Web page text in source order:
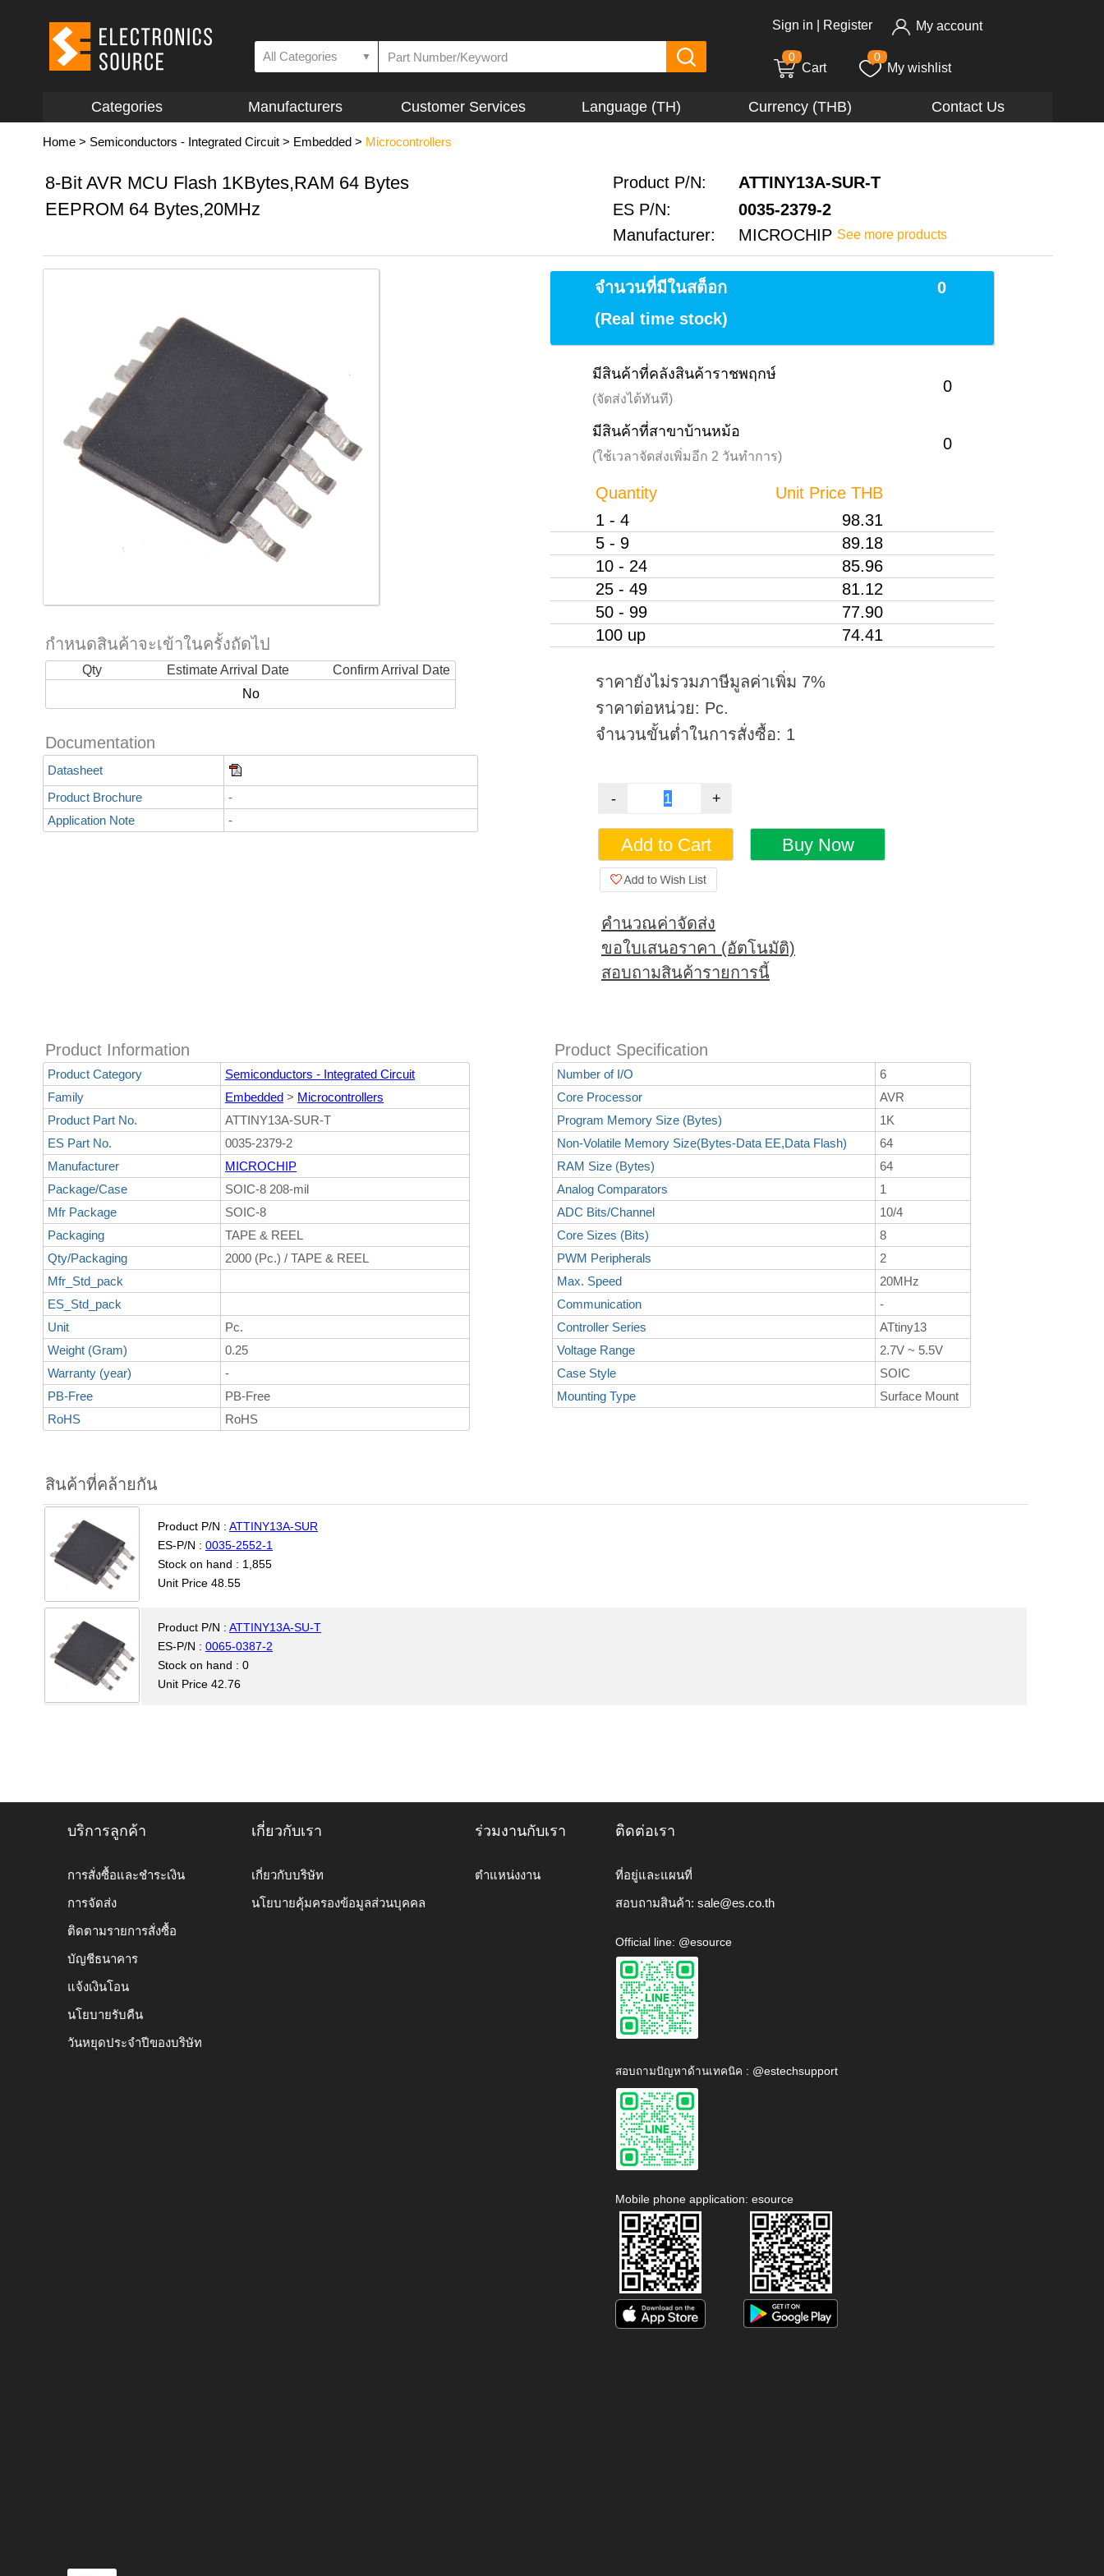
All Categories ▼
Sign in Register My account
0
Cart
0
My wishlist
Categories Manufacturers Customer Services Language (TH) Currency (THB) Contact Us
Home > Semiconductors - Integrated Circuit > Embedded > Microcontrollers
8-Bit AVR MCU Flash 1KBytes,RAM 64 Bytes Product P/N: ATTINY13A-SUR-T
EEPROM 64 Bytes,20MHz ES P/N:
0035-2379-2
Manufacturer:
MICROCHIP See more products
กำหนดสินค้าจะเข้าในครั้งถัดไป
Qty Estimate Arrival Date
Confirm Arrival Date
No
Documentation
Datasheet
Product Brochure
-
Application Note
-
จำนวนที่มีในสต็อก
0
(Real time stock)
มีสินค้าที่คลังสินค้าราชพฤกษ์
(จัดส่งได้ทันที)
0
มีสินค้าที่สาขาบ้านหม้อ
(ใช้เวลาจัดส่งเพิ่มอีก 2 วันทำการ)
0
Quantity
Unit Price THB
1 - 4
98.31
5 - 9
89.18
10 - 24
85.96
25 - 49
81.12
50 - 99
77.90
100 up
74.41
ราคายังไม่รวมภาษีมูลค่าเพิ่ม 7%
ราคาต่อหน่วย: Pc.
จำนวนขั้นต่ำในการสั่งซื้อ: 1
คำนวณค่าจัดส่ง
ขอใบเสนอราคา (อัตโนมัติ)
สอบถามสินค้ารายการนี้
Product Information
Product Category
Semiconductors - Integrated Circuit
Family
Embedded > Microcontrollers
Product Part No.
ATTINY13A-SUR-T
ES Part No.
0035-2379-2
Manufacturer
MICROCHIP
Package/Case
SOIC-8 208-mil
Mfr Package
SOIC-8
Packaging
TAPE & REEL
Qty/Packaging
2000 (Pc.) / TAPE & REEL
Mfr_Std_pack
ES_Std_pack
Unit
Pc.
Weight (Gram)
0.25
Warranty (year)
-
PB-Free
PB-Free
RoHS
RoHS
Product Specification
Number of I/O
6
Core Processor
AVR
Program Memory Size (Bytes)
1K
Non-Volatile Memory Size(Bytes-Data EE,Data Flash)
64
RAM Size (Bytes)
64
Analog Comparators
1
ADC Bits/Channel
10/4
Core Sizes (Bits)
8
PWM Peripherals
2
Max. Speed
20MHz
Communication
-
Controller Series
ATtiny13
Voltage Range
2.7V ~ 5.5V
Case Style
SOIC
Mounting Type
Surface Mount
สินค้าที่คล้ายกัน
Product P/N : ATTINY13A-SUR
ES-P/N : 0035-2552-1
Stock on hand : 1,855
Unit Price 48.55
Product P/N : ATTINY13A-SU-T
ES-P/N : 0065-0387-2
Stock on hand : 0
Unit Price 42.76
บริการลูกค้า
การสั่งซื้อและชำระเงิน
การจัดส่ง
ติดตามรายการสั่งซื้อ
บัญชีธนาคาร
แจ้งเงินโอน
นโยบายรับคืน
วันหยุดประจำปีของบริษัท
เกี่ยวกับเรา
เกี่ยวกับบริษัท
นโยบายคุ้มครองข้อมูลส่วนบุคคล
ร่วมงานกับเรา
ตำแหน่งงาน
ติดต่อเรา
ที่อยู่และแผนที่
สอบถามสินค้า: sale@es.co.th
Official line: @esource
สอบถามปัญหาด้านเทคนิค : @estechsupport
Mobile phone application: esource